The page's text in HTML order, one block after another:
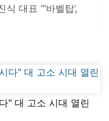
대표 “‘바벨탑’,
" 대 고소 시대 열린